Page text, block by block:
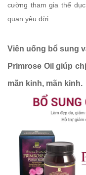
cường tham gia thể
quan yêu đời.
Viên uống bổ sung
Primrose Oil giúp
mãn kinh, mãn kinh.